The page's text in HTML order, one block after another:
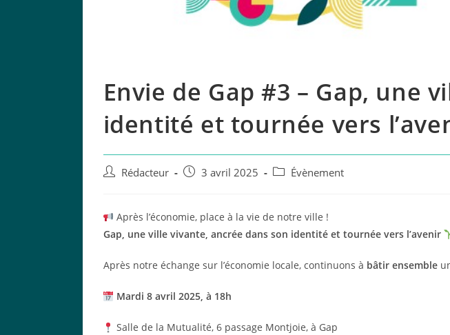
Envie de Gap #3 – Gap, une
identité et tournée vers
Auteur/autrice
publication :
Rédacteur
Publication
3 avril 2025
Post Évènement
Après l’économie, place à la vie de notre ville !
Gap, une ville vivante, ancrée dans son identité et tournée vers l’avenir
Après notre échange sur l’économie locale, continuons à bâtir ensemble
Mardi 8 avril 2025, à 18h
Salle de la Mutualité, 6 passage Montjoie, à Gap